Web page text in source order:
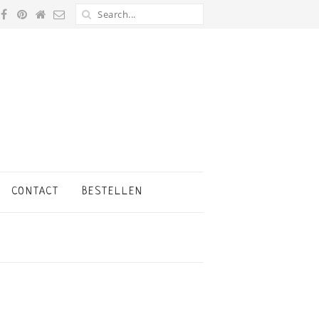
CONTACT BESTELLEN